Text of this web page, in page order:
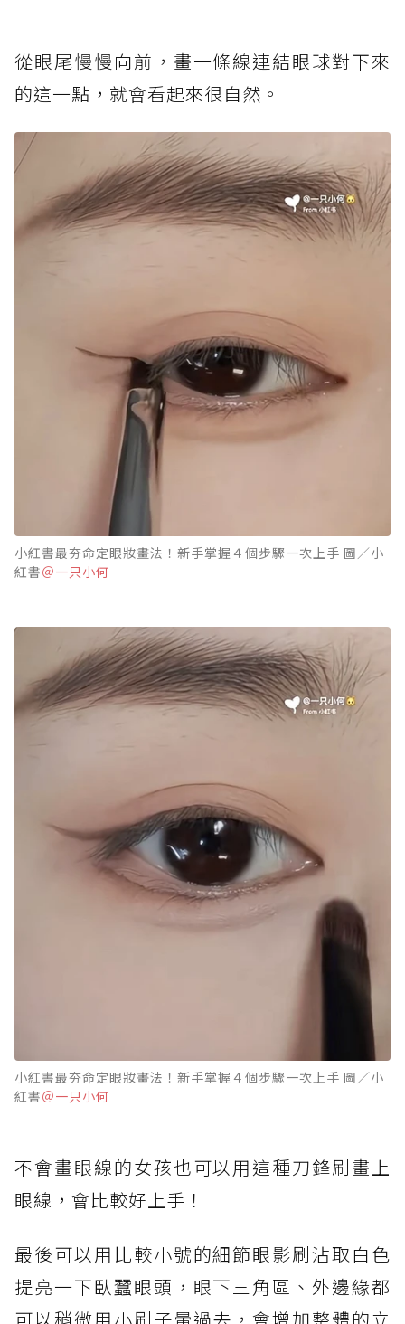
從眼尾慢慢向前，畫一條線連結眼球對下來
的這一點，就會看起來很自然。
小紅書最夯命定眼妝畫法！新手掌握４個步驟一次上手 圖／小
紅書＠一只小何
小紅書最夯命定眼妝畫法！新手掌握４個步驟一次上手 圖／小
紅書＠一只小何
不會畫眼線的女孩也可以用這種刀鋒刷畫上
眼線，會比較好上手！
最後可以用比較小號的細節眼影刷沾取白色
提亮一下臥蠶眼頭，眼下三角區、外邊緣都